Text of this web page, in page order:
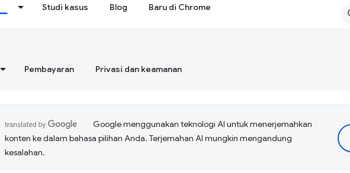
Studi kasus Blog Baru di Chrome
Pembayaran Privasi dan keamanan
Google menggunakan teknologi AI untuk menerjemahkan
konten ke dalam bahasa pilihan Anda. Terjemahan AI mungkin mengandung
kesalahan.